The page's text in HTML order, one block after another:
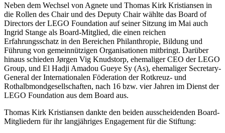
Neben dem Wechsel von Agnete und Thomas Kirk Kristiansen in
die Rollen des Chair und des Deputy Chair wählte das Board of
Directors der LEGO Foundation auf seiner Sitzung im Mai auch
Ingrid Stange als Board-Mitglied, die einen reichen
Erfahrungsschatz in den Bereichen Philanthropie, Bildung und
Führung von gemeinnützigen Organisationen mitbringt. Darüber
hinaus schieden Jørgen Vig Knudstorp, ehemaliger CEO der LEGO
Group, und El Hadji Amadou Gueye Sy (As), ehemaliger Secretary-
General der Internationalen Föderation der Rotkreuz- und
Rothalbmondgesellschaften, nach 16 bzw. vier Jahren im Dienst der
LEGO Foundation aus dem Board aus.
Thomas Kirk Kristiansen dankte den beiden ausscheidenden Board-
Mitgliedern für ihr langjähriges Engagement für die Stiftung: